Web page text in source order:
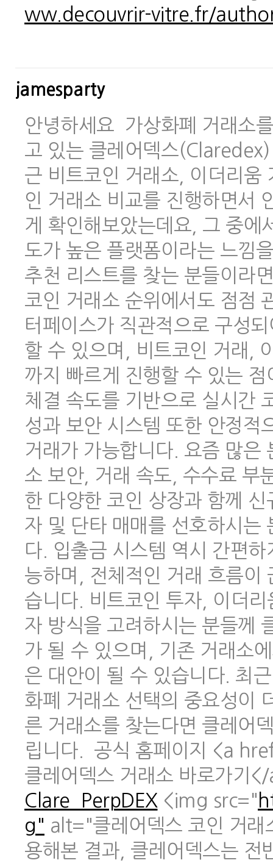
ww.decouvrir-vitre.fr/
jamesparty
안녕하세요 가상화폐 거래소
고 있는 클레어덱스
근 비트코인 거래소, 이더리움
인 거래소 비교를 진행하면서
게 확인해보았는데요, 그 중에
도가 높은 플랫폼이라는 느낌
추천 리스트를 찾는 분들이라
코인 거래소 순위에서도 점점
터페이스가 직관적으로 구성
할 수 있으며, 비트코인 거래,
까지 빠르게 진행할 수 있는
체결 속도를 기반으로 실시간
성과 보안 시스템 또한 안정적
거래가 가능합니다. 요즘 많은
소 보안, 거래 속도, 수수료 부
한 다양한 코인 상장과 함께
자 및 단타 매매를 선호하시는
다. 입출금 시스템 역시 간편
능하며, 전체적인 거래 흐름이
습니다. 비트코인 투자, 이더
자 방식을 고려하시는 분들께
가 될 수 있으며, 기존 거래소
은 대안이 될 수 있습니다. 최
화폐 거래소 선택의 중요성이
른 거래소를 찾는다면 클레어
립니다. 공식 홈페이지 <a
클레어덱스 거래소 바로가기
Clare_PerpDEX <img src="
g" alt="클레어덱스 코인 거래
용해본 결과, 클레어덱스는 전